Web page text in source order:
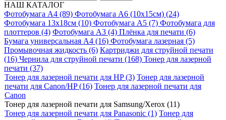
НАШ КАТАЛОГ
Фотобумага A4 (89) Фотобумага A6 (10х15см) (24)
Фотобумага 13х18см (10) Фотобумага A5 (7) Фотобумага для
плоттеров (4) Фотобумага A3 (4) Плёнка для печати (6)
Бумага универсальная A4 (16) Фотобумага лазерная (5)
Промывочная жидкость (6) Картриджи для струйной печати
(16) Чернила для струйной печати (168) Тонер для лазерной
печати (37)
Тонер для лазерной печати для HP (3) Тонер для лазерной
печати для Canon/HP (16) Тонер для лазерной печати для
Canon
Тонер для лазерной печати для Samsung/Xerox (11)
Тонер для лазерной печати для Panasonic (1) Тонер для